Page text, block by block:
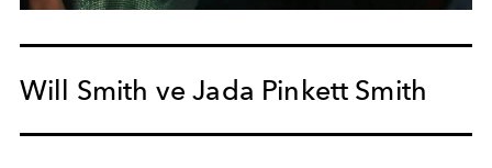
Will Smith ve Jada Pinkett Smith